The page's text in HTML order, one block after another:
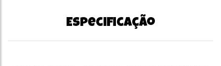
Especificação